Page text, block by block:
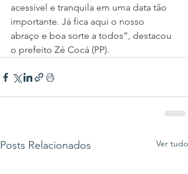
acessível e tranquila em uma data tão
importante. Já fica aqui o nosso
abraço e boa sorte a todos”, destacou
o prefeito Zé Cocá (PP).
Posts Relacionados Ver tudo